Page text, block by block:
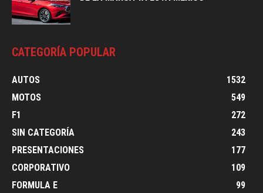
CATEGORÍA POPULAR
AUTOS
1532
MOTOS
549
F1
272
SIN CATEGORÍA
243
PRESENTACIONES
177
CORPORATIVO
109
FORMULA E
99